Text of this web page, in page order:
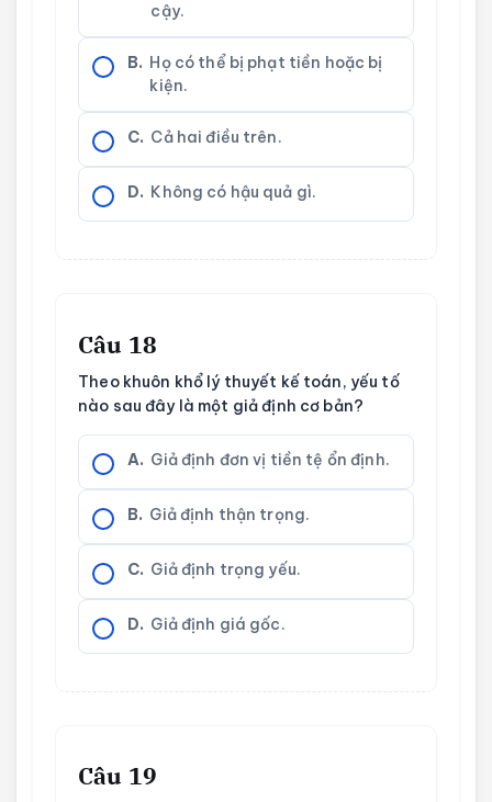
cậy.
B. Họ có thể bị phạt tiền hoặc bị
kiện.
C. Cả hai điều trên.
D. Không có hậu quả gì.
Câu 18
Theo khuôn khổ lý thuyết kế toán, yếu tố
nào sau đây là một giả định cơ bản?
A. Giả định đơn vị tiền tệ ổn định.
B. Giả định thận trọng.
C. Giả định trọng yếu.
D. Giả định giá gốc.
Câu 19